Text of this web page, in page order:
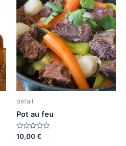
détail
Pot au feu
Rated
0
10,00€